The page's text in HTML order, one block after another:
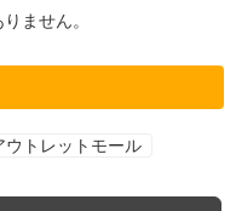
ません。
ウトレットモール